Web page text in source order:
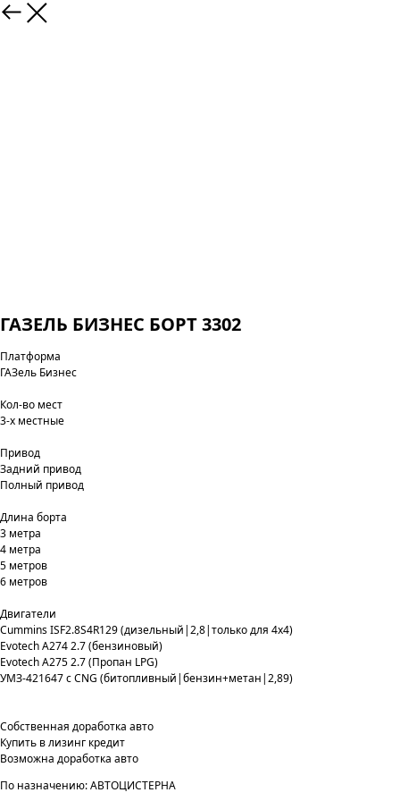
ГАЗЕЛЬ БИЗНЕС БОРТ 3302
Платформа
ГАЗель Бизнес
Кол-во мест
3-х местные
Привод
Задний привод
Полный привод
Длина борта
3 метра
4 метра
5 метров
6 метров
Двигатели
Cummins ISF2.8S4R129 (дизельный|2,8|только для 4х4)
Evotech A274 2.7 (бензиновый)
Evotech А275 2.7 (Пропан LPG)
УМЗ-421647 с CNG (битопливный|бензин+метан|2,89)
Собственная доработка авто
Купить в лизинг кредит
Возможна доработка авто
По назначению: АВТОЦИСТЕРНА